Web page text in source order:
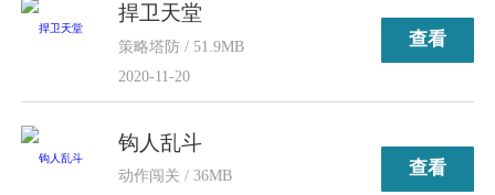
捍卫天堂
策略塔防 / 51.9MB
2020-11-20
查看
钩人乱斗
动作闯关 / 36MB
查看